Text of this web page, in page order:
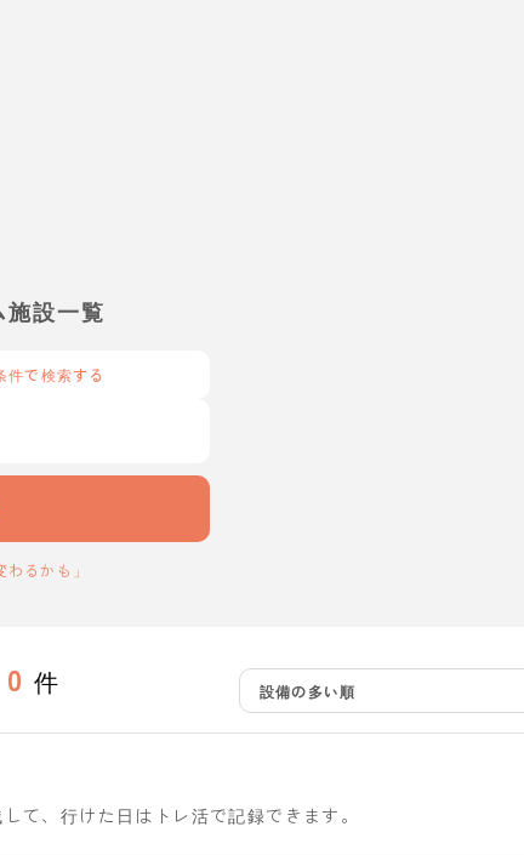
施設一覧
件で検索する
るかも」
0 件 設備の多い順
て、行けた日はトレ活で記録できます。